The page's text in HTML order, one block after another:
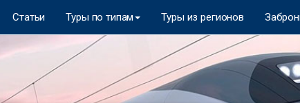
Статьи Туры по типам Туры из регионов